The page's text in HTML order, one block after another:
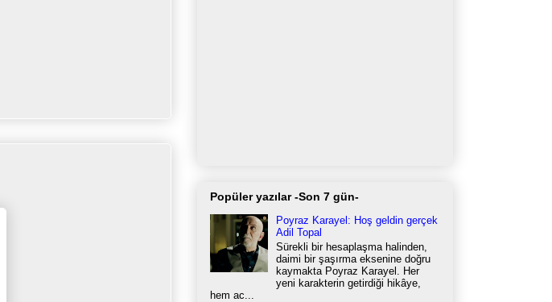
Popüler yazılar -Son 7 gün-
Poyraz Karayel: Hoş geldin gerçek
Adil Topal
Sürekli bir hesaplaşma halinden,
daimi bir şaşırma eksenine doğru
kaymakta Poyraz Karayel. Her
yeni karakterin getirdiği hikâye,
hem ac...